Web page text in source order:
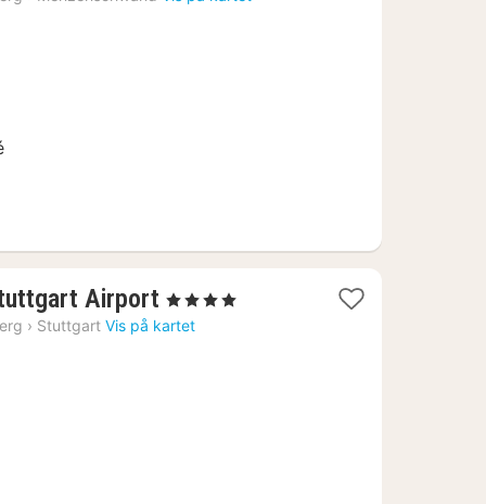
Airport 2
netter
, 4 Stjerner
› Stuttgart Vis på kartet